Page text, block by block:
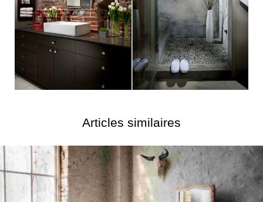
Articles similaires